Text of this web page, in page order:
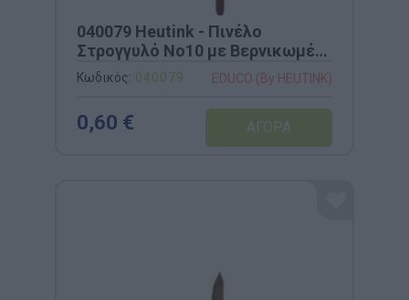
040079 Heutink - Πινέλο
Στρογγυλό Νο10 με Βερνικωμένη
Ξύλινη Λαβή
Κωδικός: 040079 EDUCO (By HEUTINK)
0,60 €